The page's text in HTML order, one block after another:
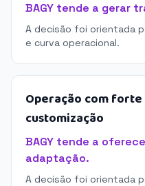
BAGY tende a gerar
A decisão foi orientada
e curva operacional.
Operação com
customização
BAGY tende a
adaptação.
A decisão foi orientada